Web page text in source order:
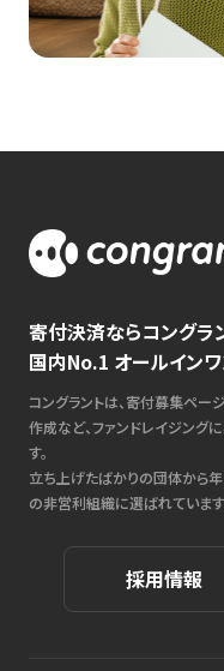
寄付決済ならコングラ
国内No.1 オールイン
コングラントは、寄付募集ペー
作成など、ファンドレイジング
す。
立ち上げたばかりの団体から
の非営利組織に選ばれています
採用情報